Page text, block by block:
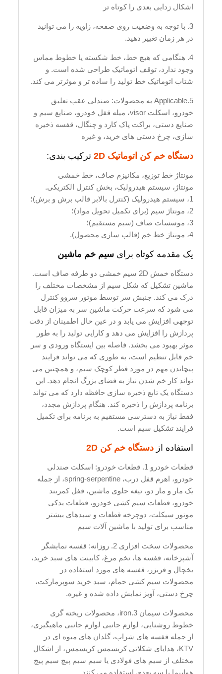
اشکال زدایی بعدی را کوتاه تر
3. با توجه به وضعیت روی صفحه، زاویه را می توانید
در هر زمان تغییر دهید.
4. هنگامی که هیچ خط، خط شکسته یا خطوط مماس
وجود ندارد، توقف اتوماتیک طراحی شده است. و
شتاب اتوماتیک خط تولید را ساده تر و موثرتر می کند.
5.Applicable به محصولات: صندلی عقب تعلیق
خودرو، اسکلت visor، میله قفل خودرو، صنایع سیم و
صنایع دستی، براکت پاک کارد و چنگال، قفسه ذخیره
سازی، چرخ دستی های خرید، و غیره
دستگاه خم کن اتوماتیک 2D ترکیب بندی:
مونتاژ خط توزیع، مکانیزم صاف، خط خمشی
مونتاژ، سیستم هیدرولیک، بخش کنترل الکتریکی.
1، سیستم هیدرولیک (کنترل بالابر قالب برش و برش)؛
2، مونتاژ سیم (برای تکمیل تحویل مواد)؛
3، موسسات صاف (سیم مستقیم)؛
4، مونتاژ خط خم (قالب سازی محصول).
یک مقدمه کوتاه برای سیم خم ماشین
دستگاه خمش 2D سیم خمشی دو طرفه صاف است.
ماشین تشکیل که شکل سیم از مشخصات مختلف را
درک می کند. جنبش سر توسط موتور سروو کنترل
می شود که سرعت حرکت ماشین سر به میزان قابل
توجهی افزایش می یابد و در عین حال اطمینان از دقت
پردازش را افزایش می دهد و کارایی تولید را به طور
موثر بهبود می بخشد. فاصله بین ایستگاه ورودی و سر
خم قابل تنظیم است، به طوری که می تواند فرایند
پیچاندن مهم در مورد قطر کوچک سیم، و همچنین می
تواند کار خم شدن نیاز به فضای بزرگ انجام دهد. این
دستگاه یک تابع ذخیره سازی حافظه دارد که می تواند
برنامه پردازش را ذخیره کند. هنگام پردازش مجدد،
فقط نیاز به دسترسی مستقیم به برنامه برای تکمیل
فرایند تشکیل سیم است.
استفاده از دستگاه خم کن 2D
قطعات خودرو 1. قطعات خودرو: اسکلت صندلی
خودرو، اهرم قفل درب، spring-serpentine، از جمله
یک مار و مار دو، تیغه جلوی ماشین، قفل کمربند
خودرو، قطعات سیم کشی خودرو، قطعات یدکی
موتور سیکلت، دوچرخه قطعات و سبدهای بیشتر
مناسب برای تولید با ماشین آلات سیم
محصولات سخت افزاری 2. روزانه: قفسه نمایشگر
آشپزخانه، قفسه ها، تخم مرغ، کابینت های سبد خرید،
یخچال و فریزر، قفسه های مورد استفاده در
محصولات سیم کشی حمام، سبد خرید سوپرمارکت،
چرخ دستی، آویز نمایش داده شده و غیره.
محصولات سیمان 3.iron، محصولات ریخته گری
خطوط روشنایی، لوازم جانبی لوازم جانبی ماهیگیری،
از جمله قفسه های شراب، گلدان های میوه ای در
KTV، هدایای شکلاتی کریسمس کریسمس، از اشکال
مختلف از سیم های فولادی یا سیم سیم پیچ سیم پیچ